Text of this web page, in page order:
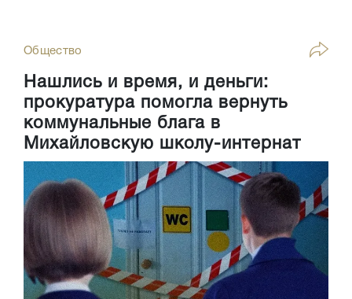
Общество
Нашлись и время, и деньги:
прокуратура помогла вернуть
коммунальные блага в
Михайловскую школу-интернат